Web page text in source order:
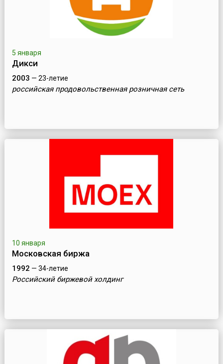
5 января
Дикси
2003 — 23-летие
российская продовольственная розничная сеть
10 января
Московская биржа
1992 — 34-летие
Российский биржевой холдинг